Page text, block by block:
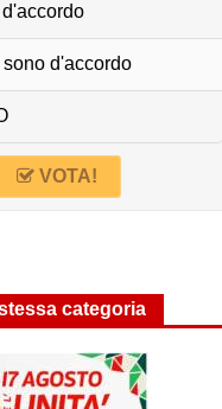
sono d'accordo
VOTA!
categoria